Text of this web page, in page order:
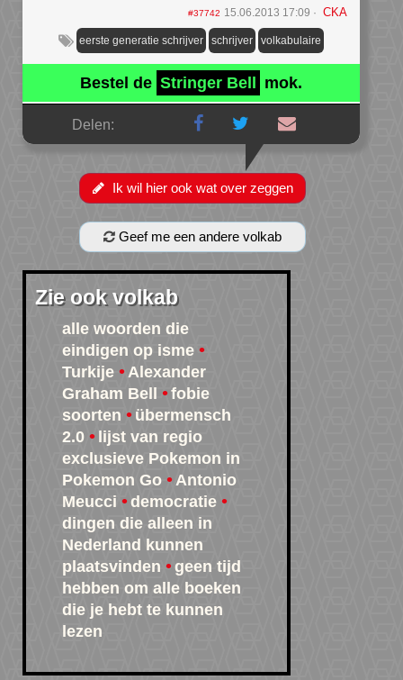
#37742 15.06.2013 17:09 CKA
eerste generatie schrijver schrijver volkabulaire
Bestel de Stringer Bell mok.
Delen:
Ik wil hier ook wat over zeggen
Geef me een andere volkab
Zie ook volkab
alle woorden die
eindigen op isme
Turkije
Alexander
Graham Bell
fobie
soorten
übermensch
2.0
lijst van regio
exclusieve Pokemon in
Pokemon Go
Antonio
Meucci
democratie
dingen die alleen in
Nederland kunnen
plaatsvinden
geen tijd
hebben om alle boeken
die je hebt te kunnen
lezen